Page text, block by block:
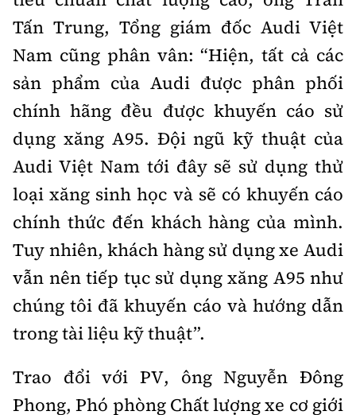
Tấn Trung, Tổng giám đốc Audi Việt
Nam cũng phân vân: “Hiện, tất cả các
sản phẩm của Audi được phân phối
chính hãng đều được khuyến cáo sử
dụng xăng A95. Đội ngũ kỹ thuật của
Audi Việt Nam tới đây sẽ sử dụng thử
loại xăng sinh học và sẽ có khuyến cáo
chính thức đến khách hàng của mình.
Tuy nhiên, khách hàng sử dụng xe Audi
vẫn nên tiếp tục sử dụng xăng A95 như
chúng tôi đã khuyến cáo và hướng dẫn
trong tài liệu kỹ thuật”.
Trao đổi với PV, ông Nguyễn Đông
Phong, Phó phòng Chất lượng xe cơ giới